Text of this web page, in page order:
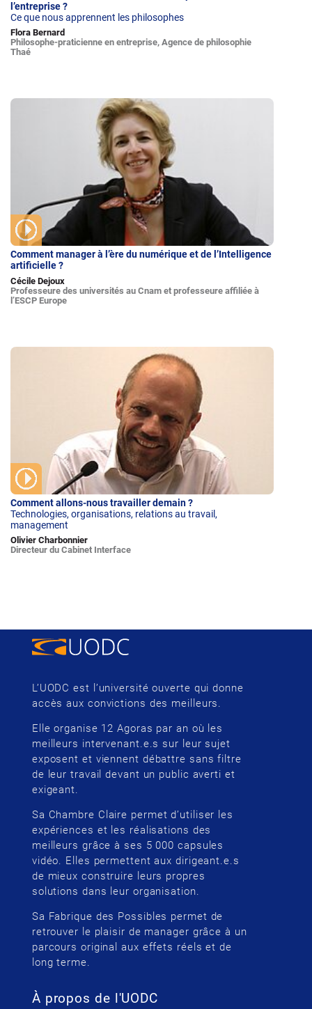
l’entreprise ?
Ce que nous apprennent les philosophes
Flora Bernard
Philosophe-praticienne en entreprise, Agence de philosophie
Thaé
Comment manager à l’ère du numérique et de l’Intelligence
artificielle ?
Cécile Dejoux
Professeure des universités au Cnam et professeure affiliée à
l’ESCP Europe
Comment allons-nous travailler demain ?
Technologies, organisations, relations au travail,
management
Olivier Charbonnier
Directeur du Cabinet Interface
L’UODC est l’université ouverte qui donne
accès aux convictions des meilleurs.
Elle organise 12 Agoras par an où les
meilleurs intervenant.e.s sur leur sujet
exposent et viennent débattre sans filtre
de leur travail devant un public averti et
exigeant.
Sa Chambre Claire permet d’utiliser les
expériences et les réalisations des
meilleurs grâce à ses 5 000 capsules
vidéo. Elles permettent aux dirigeant.e.s
de mieux construire leurs propres
solutions dans leur organisation.
Sa Fabrique des Possibles permet de
retrouver le plaisir de manager grâce à un
parcours original aux effets réels et de
long terme.
À propos de l'UODC